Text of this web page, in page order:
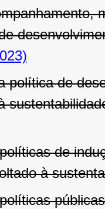
política de
de
à